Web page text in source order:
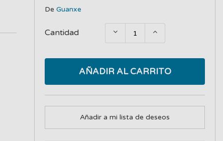
DeGuanxe
Cantidad
AÑADIR AL CARRITO
Añadir a mi lista de deseos